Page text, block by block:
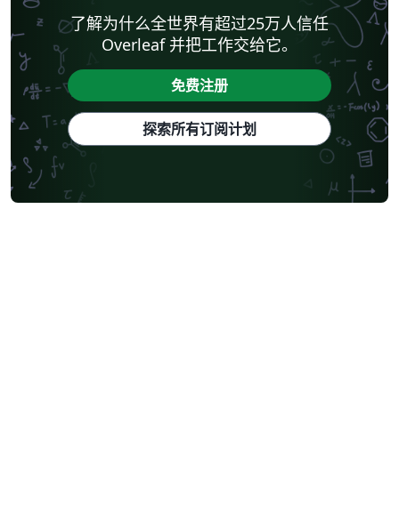
了解为什么全世界有超过25万人信任
Overleaf 并把工作交给它。
免费注册
探索所有订阅计划